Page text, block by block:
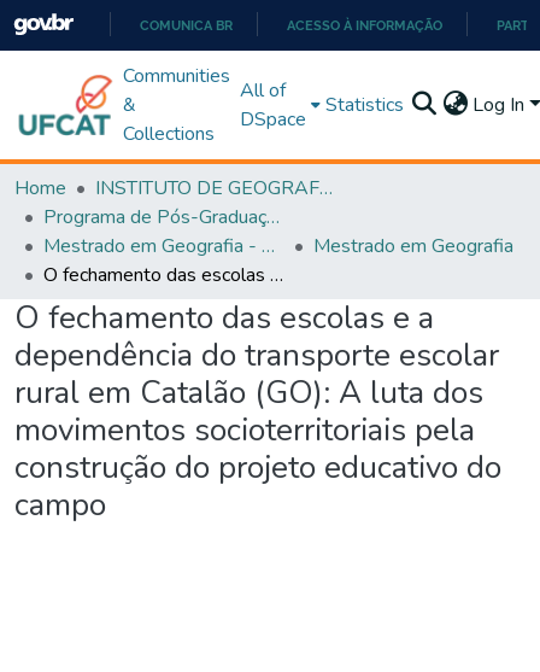
PARA
O
COMUNICA BR ACESSO À INFORMAÇÃO
Communities
&
Collections
All of
DSpace
Statistics Log In
Home
INSTITUTO DE GEOGRAFIA
Programa de Pós-Graduação em Geografia - PPGGEO
Mestrado em Geografia - PPGGEO
Mestrado em Geografia
O fechamento das escolas e a dependência do transporte escolar rural em Catalão (GO): A luta dos movimentos socioterritoriais pela construção do projeto educativo do campo
O fechamento das escolas e a
dependência do transporte escolar
rural em Catalão (GO): A luta dos
movimentos socioterritoriais pela
construção do projeto educativo do
campo